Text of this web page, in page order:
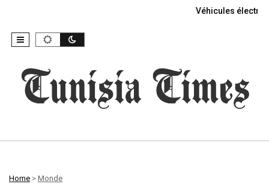
Véhicules
Home > Monde